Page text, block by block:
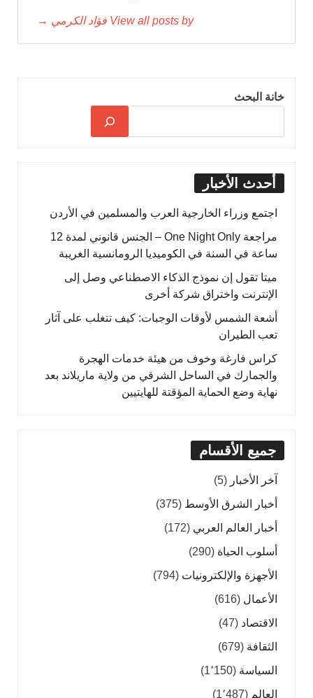
View all posts by فؤاد الكرمي →
خانة البحث
أحدث الأخبار
اجتمع وزراء الخارجية العرب والمسلمين في الأردن
مراجعة One Night Only – الجنس قانوني لمدة 12
ساعة في السنة في الكوميديا الرومانسية الغريبة
ميتا تقول إن نموذج الذكاء الاصطناعي وصل إلى
الإنترنت واختراق شركة أخرى
أشعة الشمس لأوقات الوجبات: كيف تتغلب على آثار
تعب الطيران
كراس فارغة وخوف من هيئة خدمات الهجرة
والجمارك في الساحل الشرقي من ولاية ماريلاند بعد
نهاية وضع الحماية المؤقتة للهايتيين
جميع الأقسام
آخر الأخبار (5)
أخبار الشرق الأوسط (375)
أخبار العالم العربي (172)
أسلوب الحياة (290)
الأجهزة والإلكترونيات (794)
الأعمال (616)
الاقتصاد (47)
الثقافة (679)
السياسة (1٬150)
العالم (1٬487)